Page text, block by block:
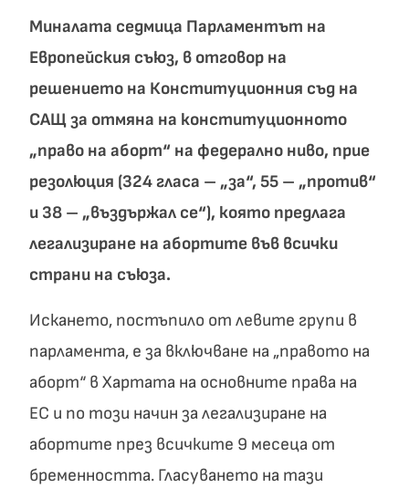
Миналата седмица Парламентът на
Европейския съюз, в отговор на
решението на Конституционния съд на
САЩ за отмяна на конституционното
„право на аборт“ на федерално ниво, прие
резолюция (324 гласа – „за“, 55 – „против“
и 38 – „въздържал се“), която предлага
легализиране на абортите във всички
страни на съюза.
Искането, постъпило от левите групи в
парламента, е за включване на „правото на
аборт“ в Хартата на основните права на
ЕС и по този начин за легализиране на
абортите през всичките 9 месеца от
бременността. Гласуването на тази